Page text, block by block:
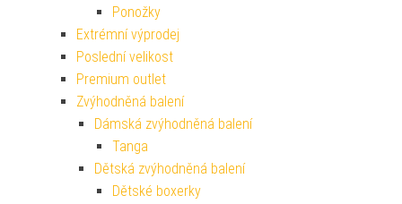
Ponožky
Extrémní výprodej
Poslední velikost
Premium outlet
Zvýhodněná balení
Dámská zvýhodněná balení
Tanga
Dětská zvýhodněná balení
Dětské boxerky